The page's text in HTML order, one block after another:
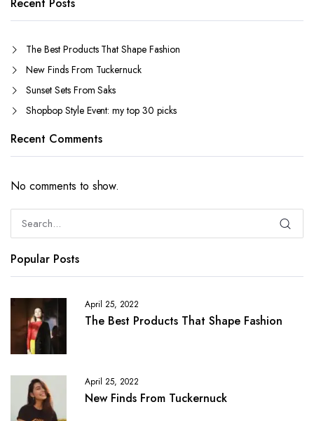
The Best Products That Shape Fashion
New Finds From Tuckernuck
Sunset Sets From Saks
Shopbop Style Event: my top 30 picks
Recent Comments
No comments to show.
Popular Posts
April 25, 2022
The Best Products That Shape Fashion
April 25, 2022
New Finds From Tuckernuck